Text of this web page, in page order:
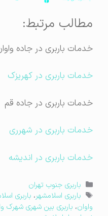
مطالب مرتبط:
خدمات باربری در جاده واوان
خدمات باربری در کهریزک
خدمات باربری در جاده قم
خدمات باربری در شهرری
خدمات باربری در اندیشه
دسته‌ها
باربری جنوب تهران
برچسب‌ها
باربری اسلامشهر،باربری اسلامشهر
،باربری بین شهری شهرک واوان ،